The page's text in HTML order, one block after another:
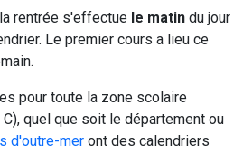
rentrée s'effectue le matin du jour
Le premier cours a lieu ce
pour toute la zone scolaire
quel que soit le département ou
d'outre-mer ont des calendriers